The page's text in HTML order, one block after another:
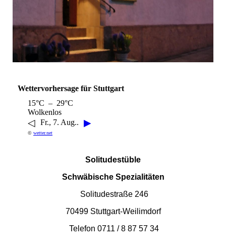
Wettervorhersage für Stuttgart
15°C – 29°C
Wolkenlos
◁ Fr., 7. Aug.. ▶
© wetter.net
Solitudestüble
Schwäbische Spezialitäten
Solitudestraße 246
70499 Stuttgart-Weilimdorf
Telefon 0711 / 8 87 57 34